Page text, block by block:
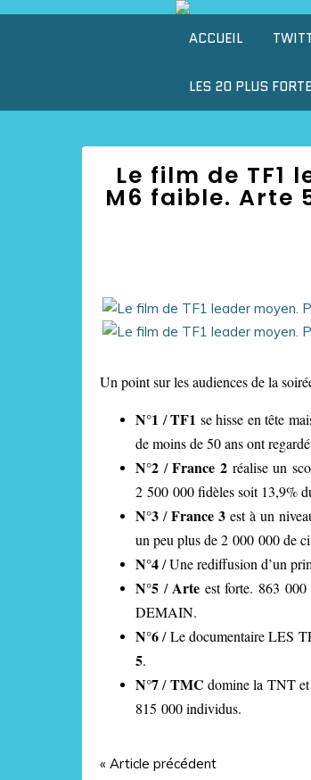
ACCUEIL
LES 20 PLUS
Le film de TF1
M6 faible. Arte
Un point sur les audiences de la
N°1 /TF1 se hisse en tête
de moins de 50 ans ont
N°2 /France 2réalise un
2 500 000 fidèles soit 13,9%
N°3 /France 3 est à un
un peu plus de 2 000 000 de
N°4/ Une rediffusion d’un
N°5 /Arte est forte. 863 000
DEMAIN.
N°6/ Le documentaire LES
5.
N°7/TMC domine la TNT
815 000 individus.
« Article précédent